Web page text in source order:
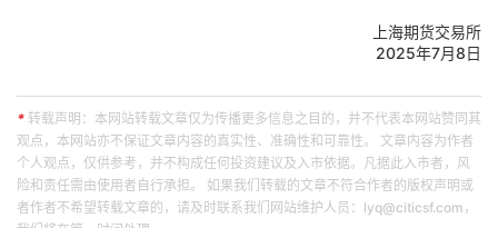
上海期货交易所
2025年7月8日
* 转载声明：本网站转载文章仅为传播更多信息之目的，并不代表本网站赞同其
观点，本网站亦不保证文章内容的真实性、准确性和可靠性。 文章内容为作者
个人观点，仅供参考，并不构成任何投资建议及入市依据。凡据此入市者，风
险和责任需由使用者自行承担。 如果我们转载的文章不符合作者的版权声明或
者作者不希望转载文章的，请及时联系我们网站维护人员：lyq@citicsf.com，